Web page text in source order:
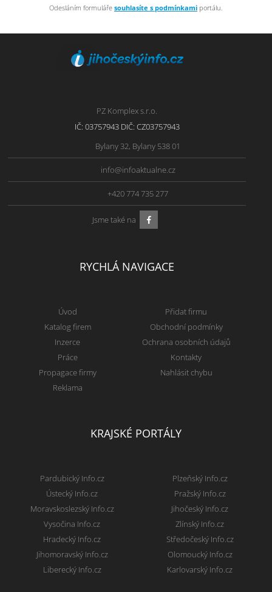
Odesláním formuláře souhlasíte s podmínkami portálu.
PZ Komplex s.r.o.
IČ: 03757943 DIČ: CZ03757943
Bylany 32, Bylany 538 01
info@infoaktualne.cz
+420 774 735 277
Jsme také na
RYCHLÁ NAVIGACE
Úvod
Katalog firem
Inzerce
Práce
Propagace firmy
Reklama
Přidat firmu
Obchodní podmínky
Ochrana osobních údajů
Kontakty
Nahlásit chybu
KRAJSKÉ PORTÁLY
Pardubický Info.cz
Ústecký Info.cz
Moravskoslezský Info.cz
Vysočina Info.cz
Hradecký Info.cz
Jihomoravský Info.cz
Liberecký Info.cz
Plzeňský Info.cz
Pražský Info.cz
Jihočeský Info.cz
Zlínský Info.cz
Středočeský Info.cz
Olomoucký Info.cz
Karlovarský Info.cz